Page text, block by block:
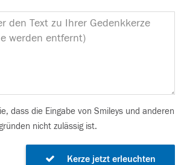
dass die Eingabe von Smileys und anderen
nicht zulässig ist.
Kerze jetzt erleuchten